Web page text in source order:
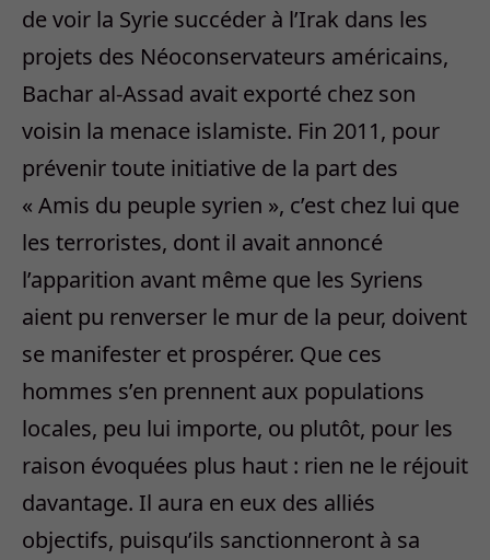
de voir la Syrie succéder à l’Irak dans les
projets des Néoconservateurs américains,
Bachar al-Assad avait exporté chez son
voisin la menace islamiste. Fin 2011, pour
prévenir toute initiative de la part des
« Amis du peuple syrien », c’est chez lui que
les terroristes, dont il avait annoncé
l’apparition avant même que les Syriens
aient pu renverser le mur de la peur, doivent
se manifester et prospérer. Que ces
hommes s’en prennent aux populations
locales, peu lui importe, ou plutôt, pour les
raison évoquées plus haut : rien ne le réjouit
davantage. Il aura en eux des alliés
objectifs, puisqu’ils sanctionneront à sa